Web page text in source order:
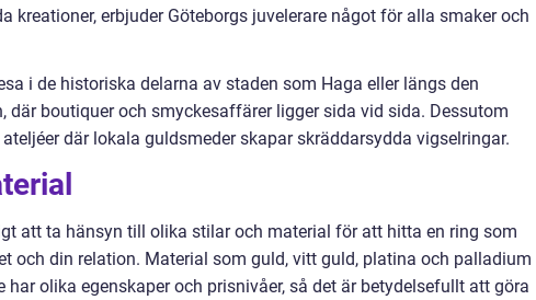
kreationer, erbjuder Göteborgs juvelerare något för alla smaker och
i de historiska delarna av staden som Haga eller längs den
där boutiquer och smyckesaffärer ligger sida vid sida. Dessutom
där lokala guldsmeder skapar skräddarsydda vigselringar.
att ta hänsyn till olika stilar och material för att hitta en ring som
och din relation. Material som guld, vitt guld, platina och palladium
har olika egenskaper och prisnivåer, så det är betydelsefullt att göra